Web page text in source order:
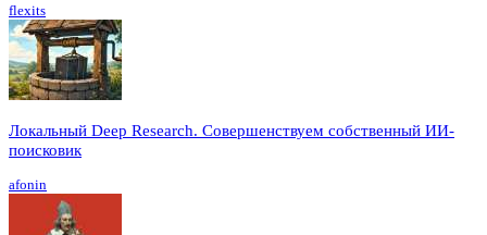
flexits
Локальный Deep Research. Совершенствуем собственный ИИ-
поисковик
afonin